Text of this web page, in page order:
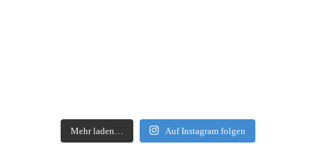
Mehr laden… Auf Instagram folgen